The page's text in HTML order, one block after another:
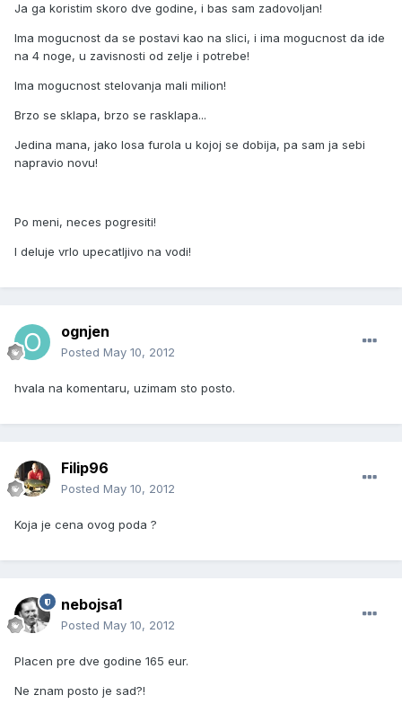
Ja ga koristim skoro dve godine, i bas sam zadovoljan!
Ima mogucnost da se postavi kao na slici, i ima mogucnost da ide
na 4 noge, u zavisnosti od zelje i potrebe!
Ima mogucnost stelovanja mali milion!
Brzo se sklapa, brzo se rasklapa...
Jedina mana, jako losa furola u kojoj se dobija, pa sam ja sebi
napravio novu!
Po meni, neces pogresiti!
I deluje vrlo upecatljivo na vodi!
ognjen
Posted May 10, 2012
hvala na komentaru, uzimam sto posto.
Filip96
Posted May 10, 2012
Koja je cena ovog poda ?
nebojsa1
Posted May 10, 2012
Placen pre dve godine 165 eur.
Ne znam posto je sad?!